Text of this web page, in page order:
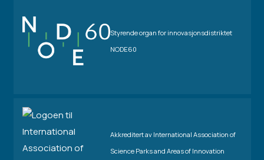
Styrende organ for innovasjonsdistriktet
NODE60
Akkreditert av International Association of
Science Parks and Areas of Innovation